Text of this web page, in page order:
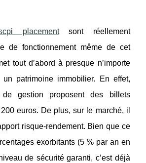
placementsont réellement
de fonctionnement même de cet
tout d’abord à presque n’importe
patrimoine immobilier. En effet,
de gestion proposent des billets
euros. De plus, sur le marché, il
risque-rendement. Bien que ce
exorbitants (5 % par an en
de sécurité garanti, c’est déjà